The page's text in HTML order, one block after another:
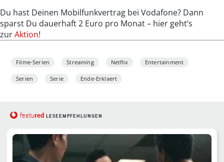
Du hast Deinen Mobilfunkvertrag bei Vodafone? Dann
sparst Du dauerhaft 2 Euro pro Monat – hier geht’s
zurAktion!
Filme-Serien Streaming Netflix Entertainment
Serien Serie Ende-Erklaert
featured LESEEMPFEHLUNGEN